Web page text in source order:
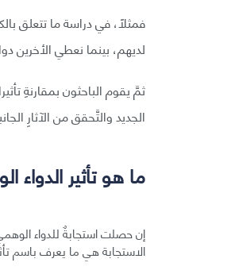
فمثلًا، في دراسة ما تتعلق
لديهم، بينما نعطي الأخرين
ثمَّ يقوم الباحثون بمقارنةِ
الجديد والتَّحقق من الآثارِ
ما هو تأثير الدواء
إن حصلت استجابةٌ للدواء
الاستجابة هي ما يعرف باسم